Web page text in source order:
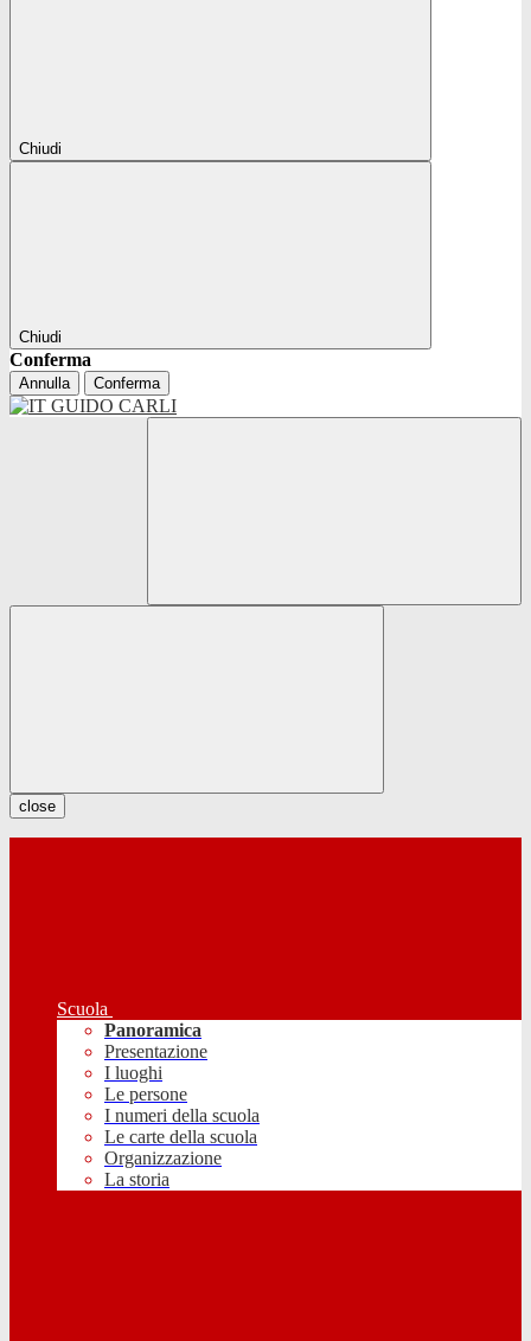
Chiudi
Chiudi
Conferma
Annulla Conferma
close
Scuola
Panoramica
Presentazione
I luoghi
Le persone
I numeri della scuola
Le carte della scuola
Organizzazione
La storia